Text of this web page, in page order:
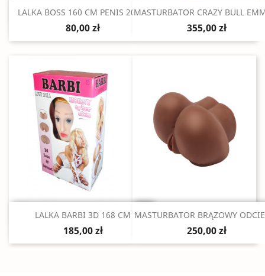
Szybki podgląd
LALKA BOSS 160 CM PENIS 20CM
80,00 zł
Szybki podgląd
MASTURBATOR CRAZY BULL
355,00 zł
Szybki podgląd
LALKA BARBI 3D 168 CM
185,00 zł
Szybki podgląd
MASTURBATOR BRĄZOWY
250,00 zł